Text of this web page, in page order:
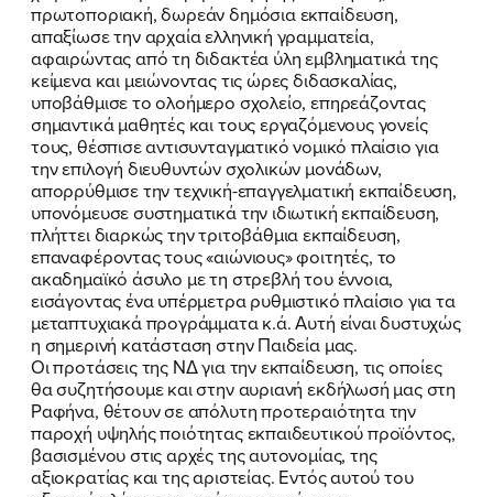
πρωτοποριακή, δωρεάν δημόσια εκπαίδευση,
απαξίωσε την αρχαία ελληνική γραμματεία,
αφαιρώντας από τη διδακτέα ύλη εμβληματικά της
κείμενα και μειώνοντας τις ώρες διδασκαλίας,
υποβάθμισε το ολοήμερο σχολείο, επηρεάζοντας
σημαντικά μαθητές και τους εργαζόμενους γονείς
τους, θέσπισε αντισυνταγματικό νομικό πλαίσιο για
την επιλογή διευθυντών σχολικών μονάδων,
απορρύθμισε την τεχνική-επαγγελματική εκπαίδευση,
υπονόμευσε συστηματικά την ιδιωτική εκπαίδευση,
πλήττει διαρκώς την τριτοβάθμια εκπαίδευση,
επαναφέροντας τους «αιώνιους» φοιτητές, το
ακαδημαϊκό άσυλο με τη στρεβλή του έννοια,
εισάγοντας ένα υπέρμετρα ρυθμιστικό πλαίσιο για τα
μεταπτυχιακά προγράμματα κ.ά. Αυτή είναι δυστυχώς
η σημερινή κατάσταση στην Παιδεία μας.
Οι προτάσεις της ΝΔ για την εκπαίδευση, τις οποίες
θα συζητήσουμε και στην αυριανή εκδήλωσή μας στη
Ραφήνα, θέτουν σε απόλυτη προτεραιότητα την
παροχή υψηλής ποιότητας εκπαιδευτικού προϊόντος,
βασισμένου στις αρχές της αυτονομίας, της
αξιοκρατίας και της αριστείας. Εντός αυτού του